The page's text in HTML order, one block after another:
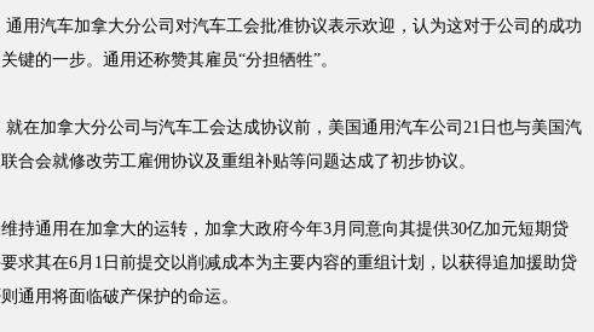
通用汽车加拿大分公司对汽车工会批准协议表示欢迎，认为这对于公司的成功
键的一步。 通用还称赞其雇员“分担牺牲”。
拿大分公司与汽车工会达成协议前，美国通用汽车公司21日也与美国汽
合会就修改劳工雇佣协议及重组补贴等问题达成了初步协议。
持通用在加拿大的运转，加拿大政府今年3月同意向其提供30亿加元短期贷
求其在6月1日前提交以削减成本为主要内容的重组计划，以获得追加援助贷
通用将面临破产保护的命运。